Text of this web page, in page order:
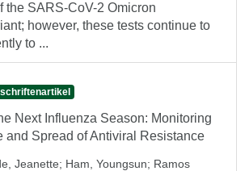
the SARS-CoV-2 Omicron
however, these tests continue to
to ...
Next Influenza Season: Monitoring
and Spread of Antiviral Resistance
Jeanette; Ham, Youngsun; Ramos